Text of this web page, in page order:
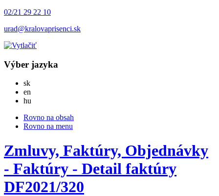
02/21 29 22 10
urad@kralovaprisenci.sk
Výber jazyka
skSlovensky
en
hu
Rovno na obsah
Rovno na menu
Zmluvy, Faktúry, Objednávky
- Faktúry - Detail faktúry
DF2021/320